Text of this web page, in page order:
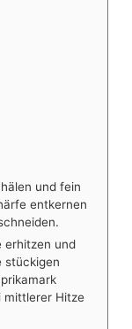
und fein
entkernen
erhitzen und
stückigen
mittlerer Hitze